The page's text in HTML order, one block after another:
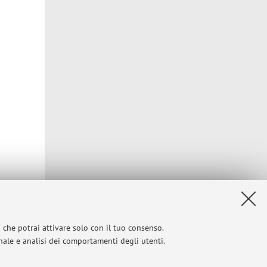
potrai attivare solo con il tuo consenso.
e analisi dei comportamenti degli utenti.